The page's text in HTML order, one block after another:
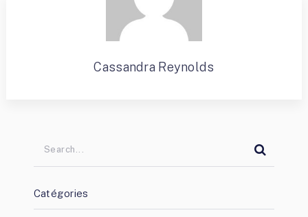
Cassandra Reynolds
Catégories